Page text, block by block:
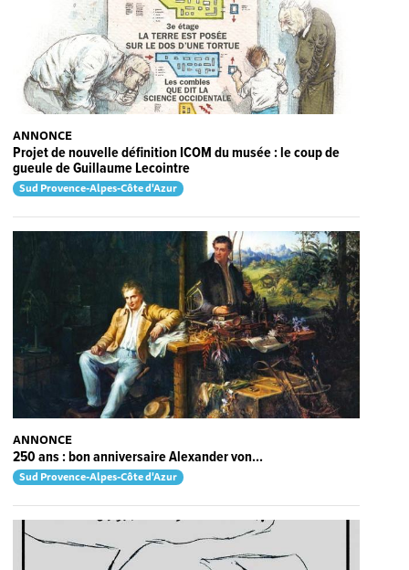
ANNONCE
Projet de nouvelle définition ICOM du musée : le coup de
gueule de Guillaume Lecointre
Sud Provence-Alpes-Côte d'Azur
ANNONCE
250 ans : bon anniversaire Alexander von...
Sud Provence-Alpes-Côte d'Azur